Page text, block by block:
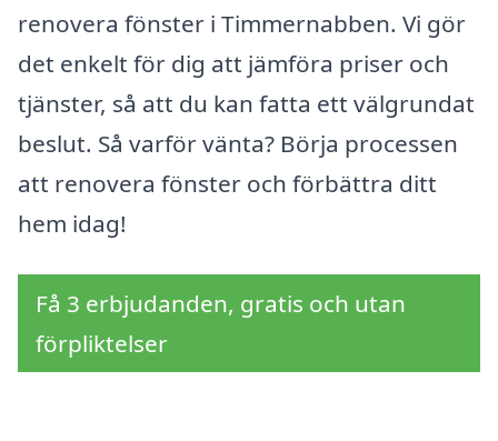
renovera fönster i Timmernabben. Vi gör
det enkelt för dig att jämföra priser och
tjänster, så att du kan fatta ett välgrundat
beslut. Så varför vänta? Börja processen
att renovera fönster och förbättra ditt
hem idag!
Få 3 erbjudanden, gratis och utan
förpliktelser